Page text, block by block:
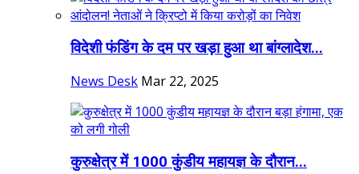
विदेशी फंडिंग के दम पर खड़ा हुआ था बांग्लादेश...
News Desk Mar 22, 2025
कुरुक्षेत्र में 1000 कुंडीय महायज्ञ के दौरान...